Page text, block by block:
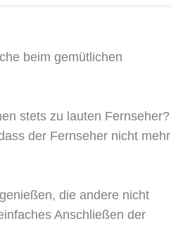
beim gemütlichen
stets zu lauten Fernseher?
der Fernseher nicht mehr
die andere nicht
Anschließen der